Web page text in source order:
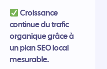
Croissance
continue du trafic
organique grâce à
un plan SEO local
mesurable.